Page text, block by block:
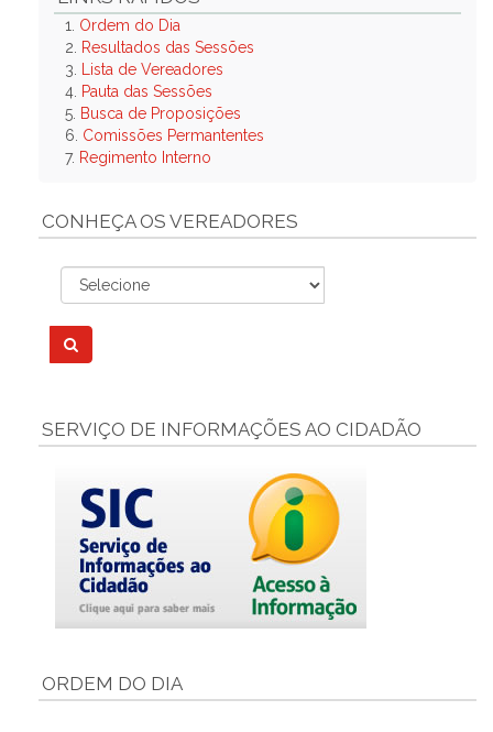
1. Ordem do Dia
2.
Resultados das Sessões
3.
Lista de Vereadores
4. Pauta das Sessões
5. Busca de Proposições
6. Comissões Permantentes
7. Regimento Interno
CONHEÇA OS VEREADORES
SERVIÇO DE INFORMAÇÕES AO CIDADÃO
ORDEM DO DIA